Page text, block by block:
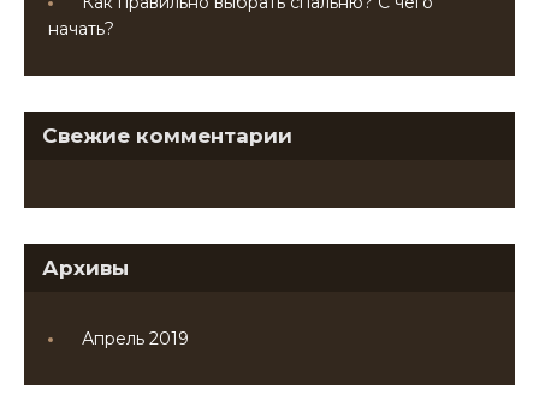
начать?
Свежие комментарии
Архивы
Апрель 2019